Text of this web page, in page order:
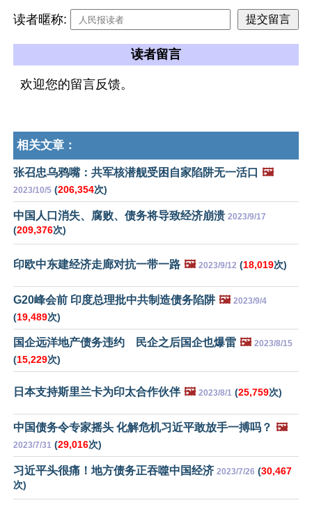
读者暱称:
读者留言
欢迎您的留言反馈。
相关文章：
张召忠乌鸦嘴：共军核潜舰受困自家陷阱无一活口 🖼️
2023/10/5 (206,354次)
中国人口消失、腐败、债务将导致经济崩溃 2023/9/17
(209,376次)
印欧中东建经济走廊对抗一带一路 🖼️ 2023/9/12 (18,019次)
G20峰会前 印度总理批中共制造债务陷阱 🖼️ 2023/9/4
(19,489次)
国企远洋地产债务违约 民企之后国企也爆雷 🖼️ 2023/8/15
(15,229次)
日本支持斯里兰卡为印太合作伙伴 🖼️ 2023/8/1 (25,759次)
中国债务令专家摇头 化解危机习近平敢放手一搏吗？ 🖼️
2023/7/31 (29,016次)
习近平头很痛！地方债务正吞噬中国经济 2023/7/26 (30,467
次)